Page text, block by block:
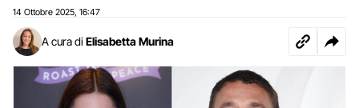
14 Ottobre 2025 16:47
A cura di Elisabetta Murina